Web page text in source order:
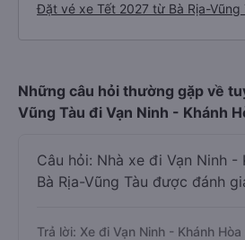
Đặt vé xe Tết 2027 từ Bà Rịa-Vũng
Những câu hỏi thường gặp về
Vũng Tàu đi Vạn Ninh - Khánh
Câu hỏi: Nhà xe đi Vạn Ninh -
Bà Rịa-Vũng Tàu được đánh
Trả lời: Xe đi Vạn Ninh - Khánh